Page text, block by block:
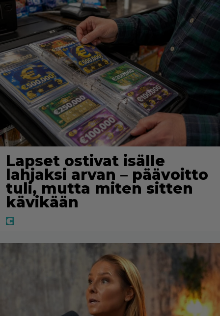
Lapset ostivat isälle
lahjaksi arvan – päävoitto
tuli, mutta miten sitten
kävikään